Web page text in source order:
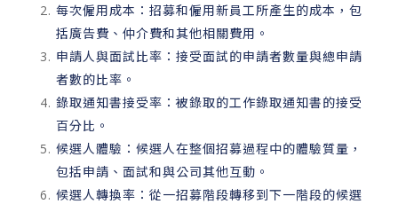
每次僱用成本：招募和僱用新員工所產生的成本，包
括廣告費、仲介費和其他相關費用。
申請人與面試比率：接受面試的申請者數量與總申請
者數的比率。
錄取通知書接受率：被錄取的工作錄取通知書的接受
百分比。
候選人體驗：候選人在整個招募過程中的體驗質量，
包括申請、面試和與公司其他互動。
候選人轉換率：從一招募階段轉移到下一階段的候選